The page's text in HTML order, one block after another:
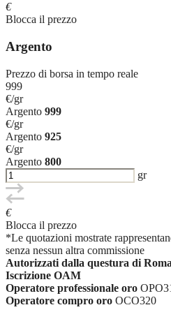
€
Blocca il prezzo
Argento
Prezzo di borsa in tempo reale
999
€/gr
Argento 999
€/gr
Argento 925
€/gr
Argento 800
gr
€
Blocca il prezzo
*Le quotazioni mostrate
senza nessun altra commissione
Autorizzati dalla questura di Roma
Iscrizione OAM
Operatore professionale oro
Operatore compro oro OCO320